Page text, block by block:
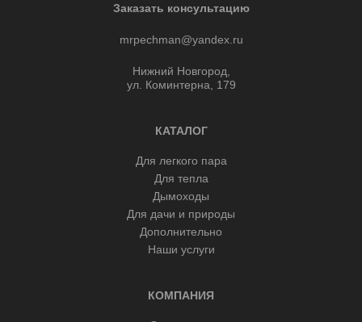
Заказать консультацию
mrpechman@yandex.ru
Нижний Новгород,
ул. Коминтерна, 179
КАТАЛОГ
Для легкого пара
Для тепла
Дымоходы
Для дачи и природы
Дополнительно
Наши услуги
КОМПАНИЯ